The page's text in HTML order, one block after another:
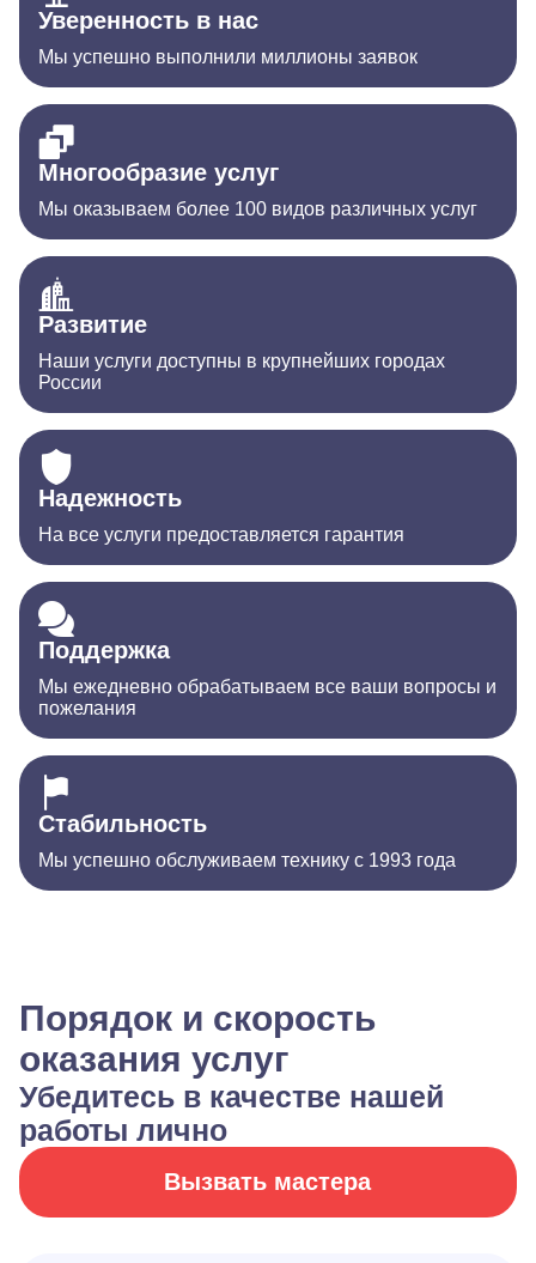
Уверенность в нас
Мы успешно выполнили миллионы заявок
Многообразие услуг
Мы оказываем более 100 видов различных услуг
Развитие
Наши услуги доступны в крупнейших городах
России
Надежность
На все услуги предоставляется гарантия
Поддержка
Мы ежедневно обрабатываем все ваши вопросы и
пожелания
Стабильность
Мы успешно обслуживаем технику с 1993 года
Порядок и скорость
оказания услуг
Убедитесь в качестве нашей
работы лично
Вызвать мастера